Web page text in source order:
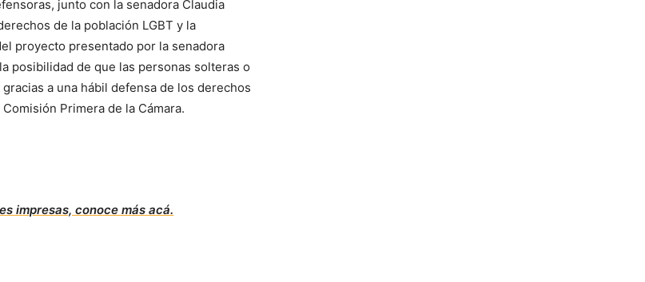
junto con la senadora Claudia
de la población LGBT y la
proyecto presentado por la senadora
posibilidad de que las personas solteras o
a una hábil defensa de los derechos
Primera de la Cámara.
impresas, conoce más acá.